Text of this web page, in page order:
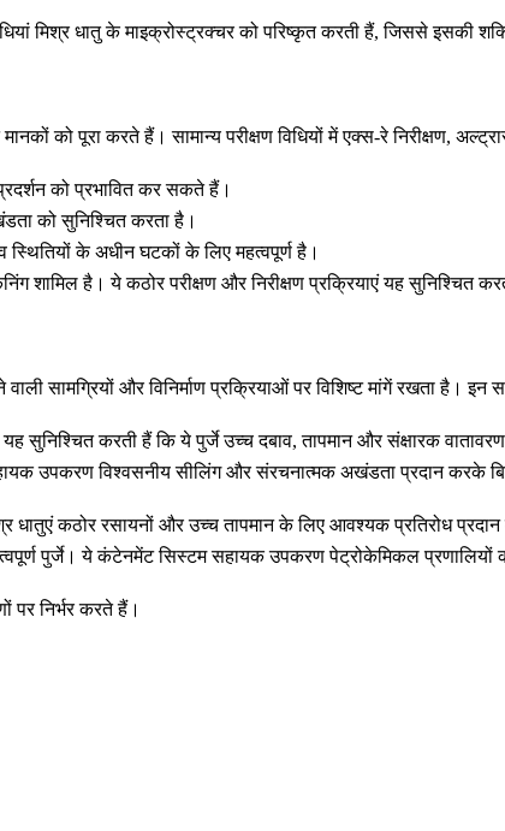
मिश्र धातु के माइक्रोस्ट्रक्चर को परिष्कृत करती हैं, जिससे इसकी
को पूरा करते हैं। सामान्य परीक्षण विधियों मेंएक्स-रे निरीक्षण,
को प्रभावित कर सकते हैं।
को सुनिश्चित करता है।
के अधीन घटकों के लिए महत्वपूर्ण है।
शामिल है। ये कठोर परीक्षण और निरीक्षण प्रक्रियाएं यह सुनिश्चित
सामग्रियों और विनिर्माण प्रक्रियाओं पर विशिष्ट मांगें रखता है।
करती हैं कि ये पुर्जे उच्च दबाव, तापमान और संक्षारक
उपकरणविश्वसनीय सीलिंग और संरचनात्मक अखंडता प्रदान करके
कठोर रसायनों और उच्च तापमान के लिए आवश्यक प्रतिरोध प्रदान
पुर्जे। येकंटेनमेंट सिस्टम सहायक उपकरणपेट्रोकेमिकल प्रणालियों
पर निर्भर करते हैं।